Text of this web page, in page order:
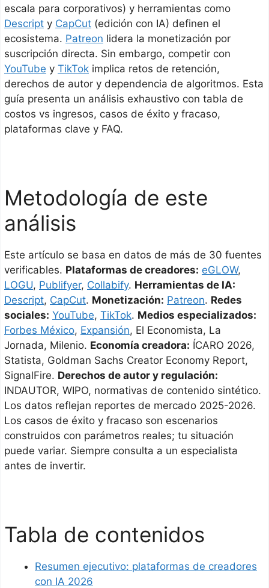
escala para corporativos) y herramientas como
Descript y CapCut (edición con IA) definen el
ecosistema. Patreon lidera la monetización por
suscripción directa. Sin embargo, competir con
YouTube y TikTok implica retos de retención,
derechos de autor y dependencia de algoritmos. Esta
guía presenta un análisis exhaustivo con tabla de
costos vs ingresos, casos de éxito y fracaso,
plataformas clave y FAQ.
Metodología de este
análisis
Este artículo se basa en datos de más de 30 fuentes
verificables. Plataformas de creadores: eGLOW,
LOGU, Publifyer, Collabify. Herramientas de IA:
Descript, CapCut. Monetización: Patreon. Redes
sociales: YouTube, TikTok. Medios especializados:
Forbes México, Expansión, El Economista, La
Jornada, Milenio. Economía creadora: ÍCARO 2026,
Statista, Goldman Sachs Creator Economy Report,
SignalFire. Derechos de autor y regulación:
INDAUTOR, WIPO, normativas de contenido sintético.
Los datos reflejan reportes de mercado 2025-2026.
Los casos de éxito y fracaso son escenarios
construidos con parámetros reales; tu situación
puede variar. Siempre consulta a un especialista
antes de invertir.
Tabla de contenidos
Resumen ejecutivo: plataformas de creadores
con IA 2026